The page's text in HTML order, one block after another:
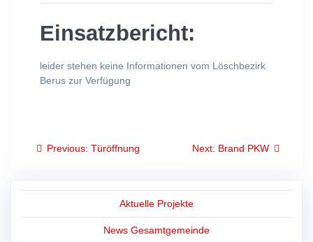
Einsatzbericht:
leider stehen keine Informationen vom Löschbezirk
Berus zur Verfügung
Beitragsnavigation
Previous: Previous
Türöffnung Next: Next
Brand PKW
Aktuelle Projekte
News Gesamtgemeinde